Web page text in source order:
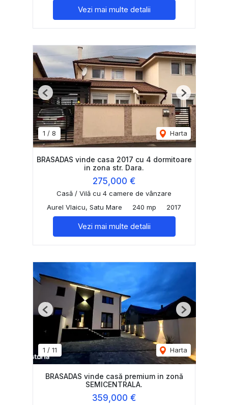
Vezi mai multe detalii
1 / 8 Harta
Previous Next
BRASADAS vinde casa 2017 cu 4 dormitoare
in zona str. Dara.
275,000 €
Casă / Vilă cu 4 camere de vânzare
Aurel Vlaicu, Satu Mare
240 mp 2017
Vezi mai multe detalii
1 / 11 Harta
Previous Next
BRASADAS vinde casă premium in zonă
SEMICENTRALA.
359,000 €